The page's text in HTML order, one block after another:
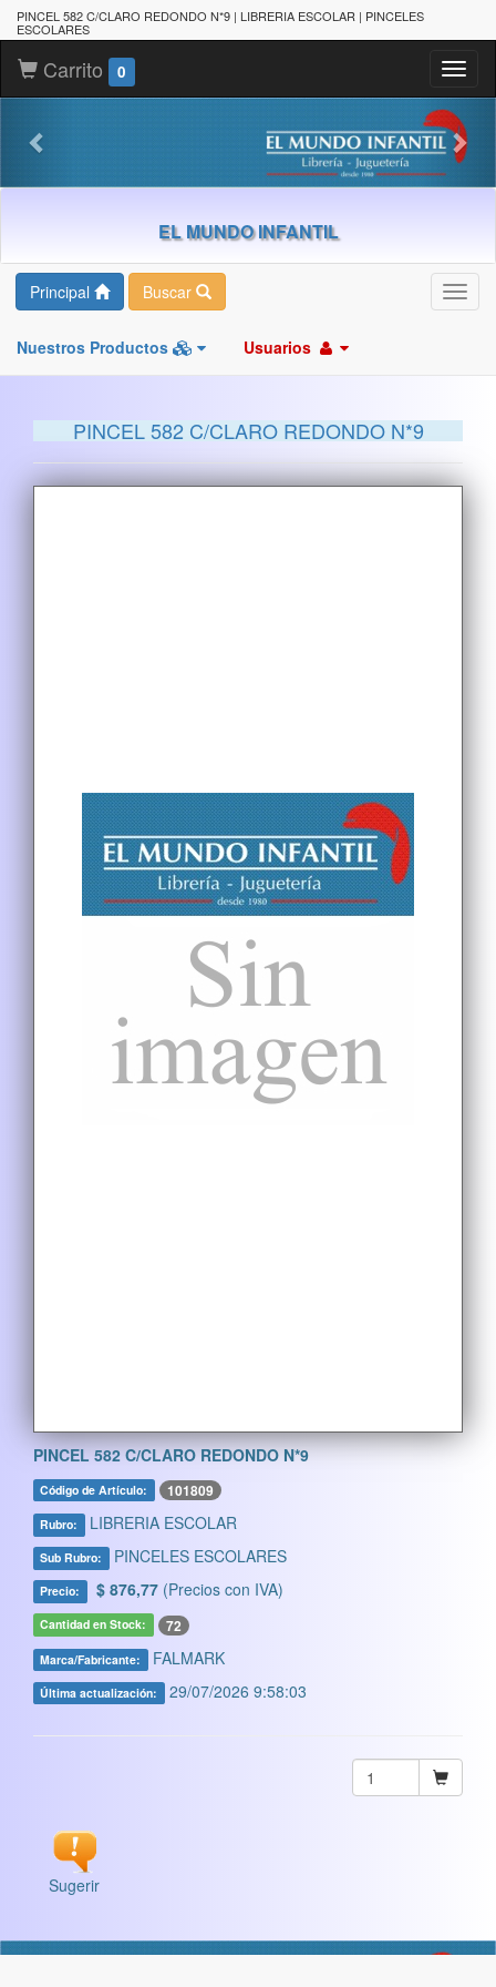
PINCEL 582 C/CLARO REDONDO N*9 | LIBRERIA ESCOLAR | PINCELES
ESCOLARES
Carrito 0
EL MUNDO INFANTIL
Principal Buscar
Nuestros Productos Usuarios
PINCEL 582 C/CLARO REDONDO N*9
PINCEL 582 C/CLARO REDONDO N*9
Código de Artículo: 101809
Rubro: LIBRERIA ESCOLAR
Sub Rubro: PINCELES ESCOLARES
Precio: $ 876,77 (Precios con IVA)
Cantidad en Stock: 72
Marca/Fabricante: FALMARK
Última actualización: 29/07/2026 9:58:03
Sugerir